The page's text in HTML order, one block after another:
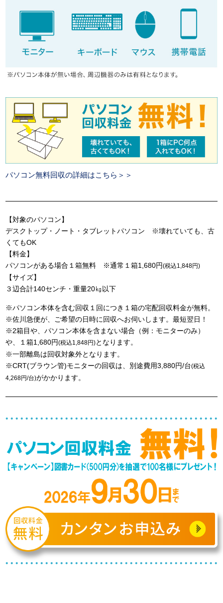
パソコン無料回収の詳細はこちら＞＞
【対象のパソコン】
デスクトップ・ノート・タブレットパソコン ※壊れていても、古
くてもOK
【料金】
パソコンがある場合１箱無料 ※通常１箱1,680円(税込1,848円)
【サイズ】
３辺合計140センチ・重量20㎏以下
※パソコン本体を含む回収１回につき１箱の宅配回収料金が無料。
※佐川急便が、ご希望の日時に回収へお伺いします。最短翌日！
※2箱目や、パソコン本体を含まない場合（例：モニターのみ）
や、１箱1,680円(税込1,848円)となります。
※一部離島は回収対象外となります。
※CRT(ブラウン管)モニターの回収は、別途費用3,880円/台(税込
4,268円/台)がかかります。